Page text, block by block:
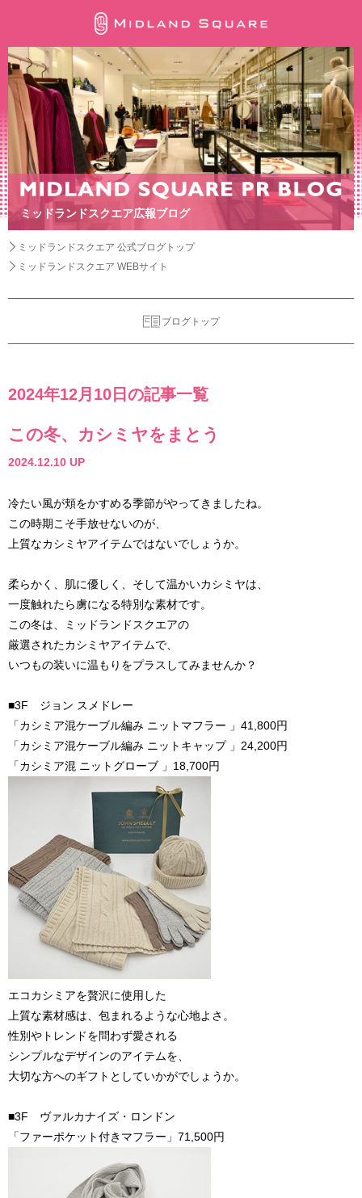
ミッドランドスクエア広報ブログ
ミッドランドスクエア 公式ブログトップ
ミッドランドスクエア WEBサイト
ブログトップ
2024年12月10日の記事一覧
この冬、カシミヤをまとう
2024.12.10 UP
冷たい風が頬をかすめる季節がやってきましたね。
この時期こそ手放せないのが、
上質なカシミヤアイテムではないでしょうか。
柔らかく、肌に優しく、そして温かいカシミヤは、
一度触れたら虜になる特別な素材です。
この冬は、ミッドランドスクエアの
厳選されたカシミヤアイテムで、
いつもの装いに温もりをプラスしてみませんか？
■3F ジョン スメドレー
「カシミア混ケーブル編み ニットマフラー 」41,800円
「カシミア混ケーブル編み ニットキャップ 」24,200円
「カシミア混 ニットグローブ 」18,700円
エコカシミアを贅沢に使用した
上質な素材感は、包まれるような心地よさ。
性別やトレンドを問わず愛される
シンプルなデザインのアイテムを、
大切な方へのギフトとしていかがでしょうか。
■3F ヴァルカナイズ・ロンドン
「ファーポケット付きマフラー」71,500円